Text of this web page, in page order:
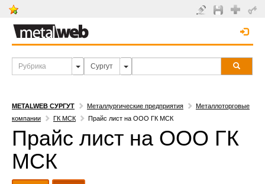
METALWEB СУРГУТ Металлургические предприятия
Металлоторговые
компании
ГК МСК Прайс лист на ООО ГК МСК
Прайс лист на ООО ГК
МСК